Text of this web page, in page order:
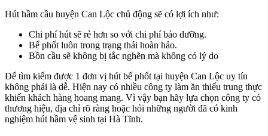
Hút hầm cầu huyện Can Lộc chủ động sẽ có lợi ích như:
Chi phí hút sẽ rẻ hơn so với chi phí bảo dưỡng.
Bể phốt luôn trong trạng thái hoàn hảo.
Bồn cầu sẽ không bị tắc nghẽn mà không có lý do
Để tìm kiếm được 1 đơn vị hút bể phốt tại huyện Can Lộc uy tín
không phải là dễ. Hiện nay có nhiều công ty làm ăn thiếu trung thực
khiến khách hàng hoang mang. Vì vậy bạn hãy lựa chọn công ty có
thương hiệu, địa chỉ rõ ràng hoặc hỏi những người đã có kinh
nghiệm hút hầm vệ sinh tại Hà Tĩnh.